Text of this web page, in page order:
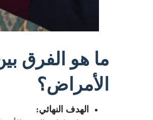
ما هو الفرق
الأمراض؟
الهدف النهائي: